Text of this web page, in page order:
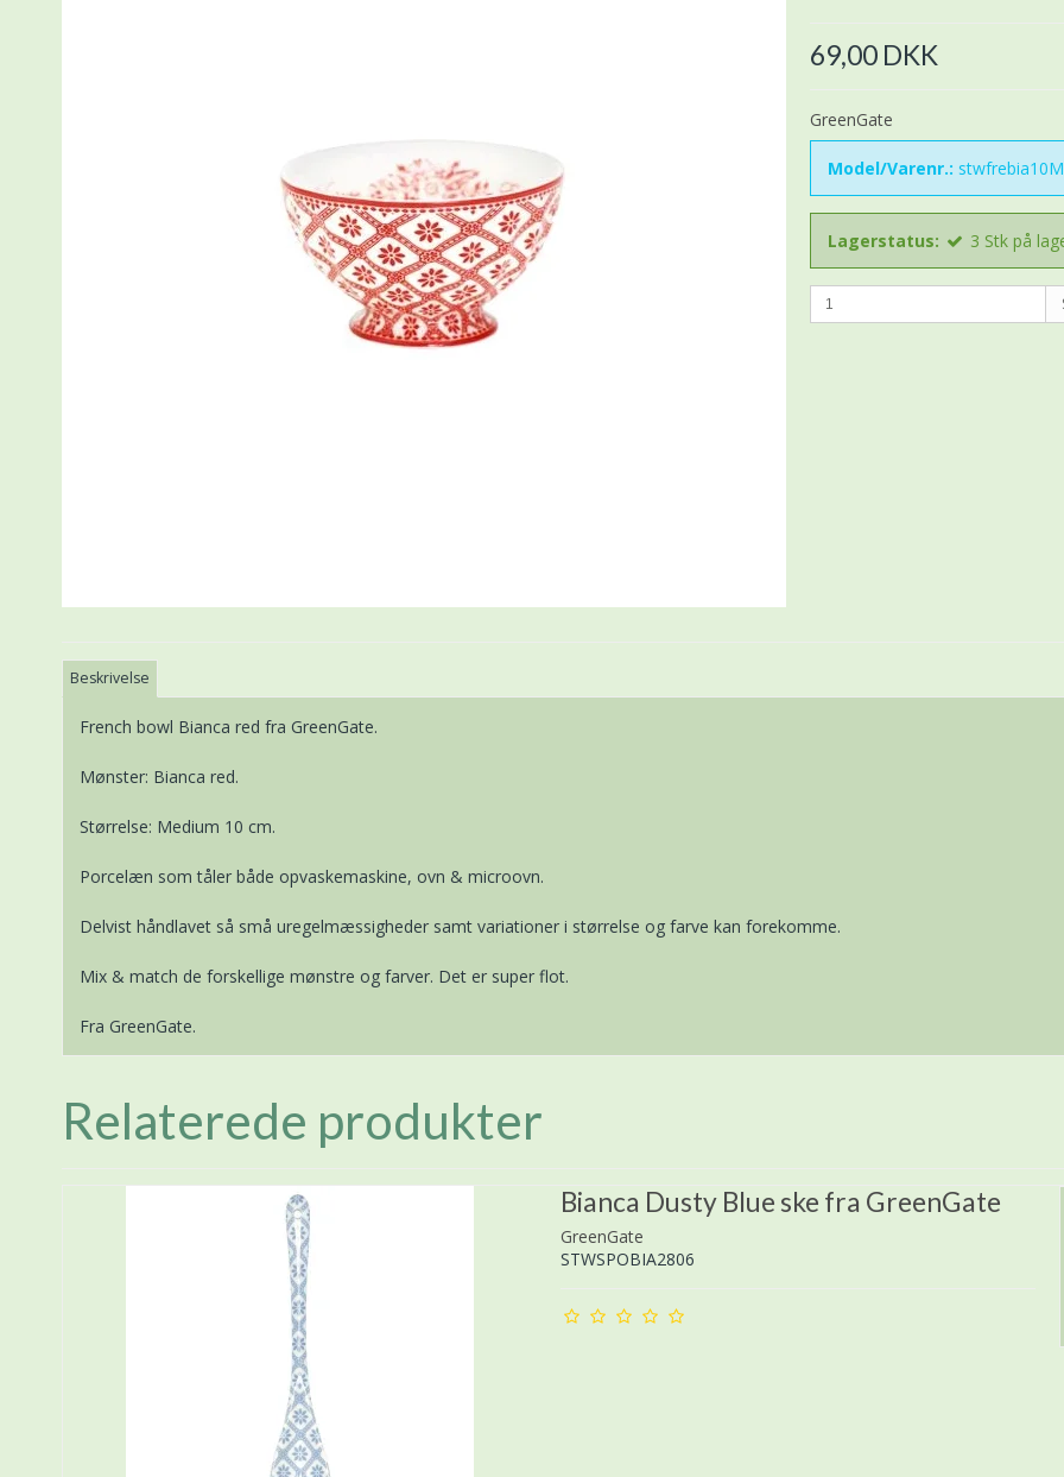
69,00 DKK
GreenGate
Model/Varenr.:
Lagerstatus: 3 Stk på
Beskrivelse
French bowl Bianca red fra GreenGate.
Mønster: Bianca red.
Størrelse: Medium 10 cm.
Porcelæn som tåler både opvaskemaskine, ovn & microovn.
Delvist håndlavet så små uregelmæssigheder samt variationer i størrelse og farve kan forekomme.
Mix & match de forskellige mønstre og farver. Det er super flot.
Fra GreenGate.
Relaterede produkter
Bianca Dusty Blue ske fra GreenGate
GreenGate
STWSPOBIA2806